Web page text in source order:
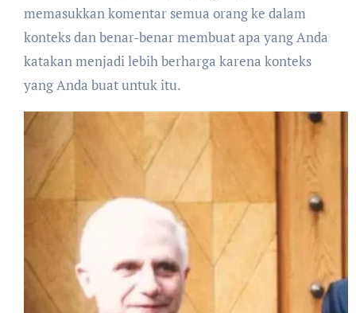
memasukkan komentar semua orang ke dalam
konteks dan benar-benar membuat apa yang Anda
katakan menjadi lebih berharga karena konteks
yang Anda buat untuk itu.